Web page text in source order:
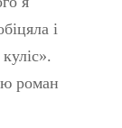
і
роман